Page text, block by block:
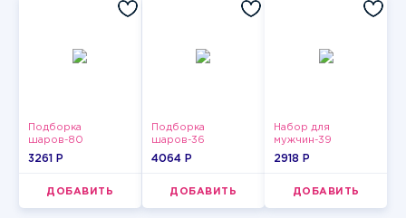
Подборка
шаров-80
3261 P
ДОБАВИТЬ
Подборка
шаров-36
4064 P
ДОБАВИТЬ
Набор для
мужчин-39
2918 P
ДОБАВИТЬ